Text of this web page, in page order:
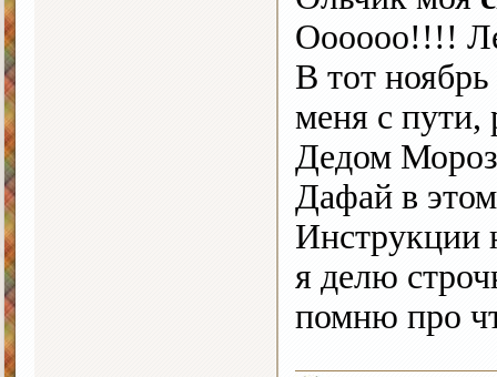
Оооооо!!!!
В тот
меня с пути,
Дедом
Дафай в
Инструкции
я делю
помню про